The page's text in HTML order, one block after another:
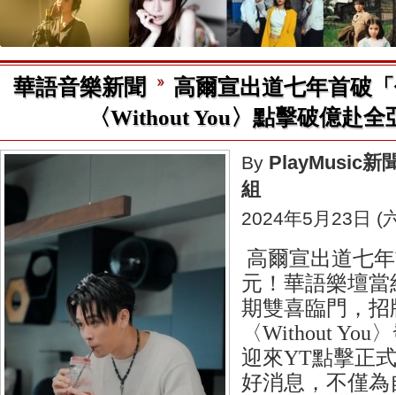
華語音樂新聞
高爾宣出道七年首破
〈Without You〉點擊破億赴全
By PlayMusic新
組
2024年5月23日 (
高爾宣出道七
元！華語樂壇
期雙喜臨門，
〈Without You
迎來YT點擊正
好消息，不僅